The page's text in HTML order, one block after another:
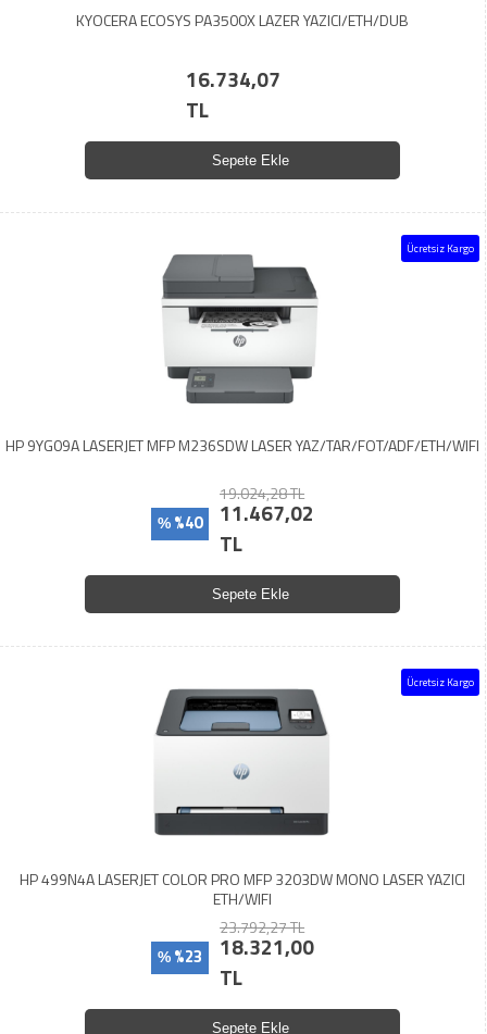
KYOCERA ECOSYS PA3500X LAZER YAZICI/ETH/DUB
16.734,07
TL
Sepete Ekle
Ücretsiz Kargo
HP 9YG09A LASERJET MFP M236SDW LASER YAZ/TAR/FOT/ADF/ETH/WIFI
% %40
19.024,28 TL
11.467,02
TL
Sepete Ekle
Ücretsiz Kargo
HP 499N4A LASERJET COLOR PRO MFP 3203DW MONO LASER YAZICI
ETH/WIFI
% %23
23.792,27 TL
18.321,00
TL
Sepete Ekle